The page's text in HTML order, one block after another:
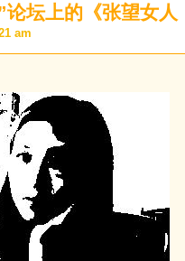
论坛上的《张望女
am